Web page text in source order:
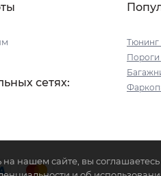
сетях:
Тюнинг
Пороги
нашем сайте, вы